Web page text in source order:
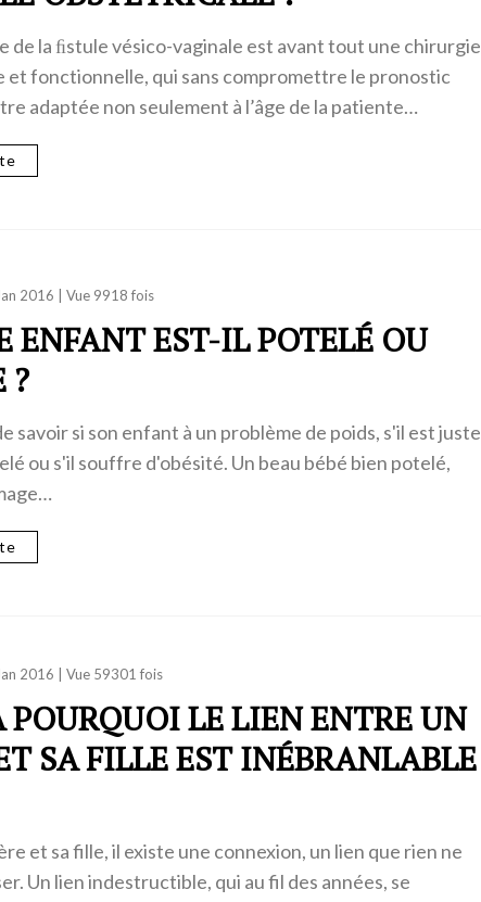
de la ﬁstule vésico-vaginale est avant tout une chirurgie
et fonctionnelle, qui sans compromettre le pronostic
adaptée non seulement à l’âge de la patiente…
2016 Vue 9918 fois
ENFANT EST-IL POTELÉ OU
?
savoir si son enfant à un problème de poids, s'il est juste
ou s'il souffre d'obésité. Un beau bébé bien potelé,
2016 Vue 59301 fois
LE LIEN ENTRE UN
SA FILLE EST INÉBRANLABLE
et sa fille, il existe une connexion, un lien que rien ne
Un lien indestructible, qui au fil des années, se